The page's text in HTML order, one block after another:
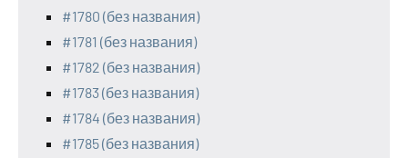
#1780 (без названия)
#1781 (без названия)
#1782 (без названия)
#1783 (без названия)
#1784 (без названия)
#1785 (без названия)